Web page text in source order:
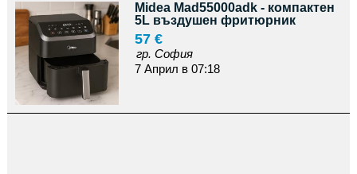
Midea Mad55000adk - компактен
5L въздушен фритюрник
57 €
гр. София
7 Април в 07:18